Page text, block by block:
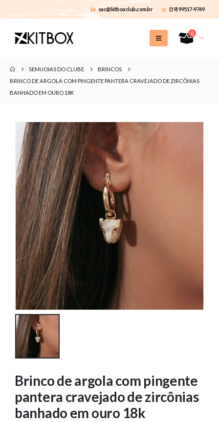
sac@kitboxclub.com.br (19) 99517-9749
0
SEMIJOIAS DO CLUBE
BRINCOS
BRINCO DE ARGOLA COM PINGENTE PANTERA CRAVEJADO DE ZIRCÔNIAS
BANHADO EM OURO 18K
Brinco de argola com pingente
pantera cravejado de zircônias
banhado em ouro 18k